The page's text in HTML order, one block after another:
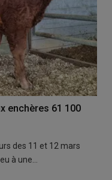
enchères 61 100
des 11 et 12 mars
à une…